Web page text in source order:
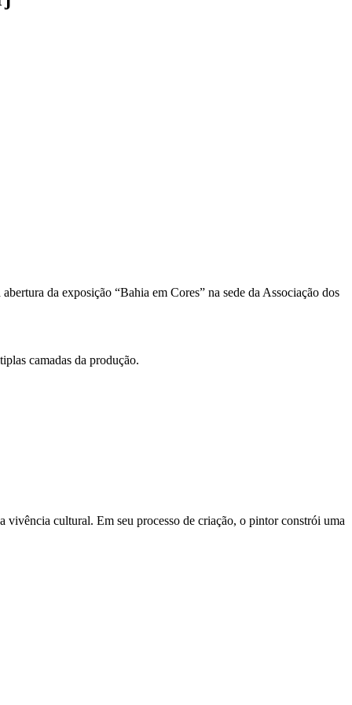
da exposição “Bahia em Cores” na sede da Associação dos
camadas da produção.
vivência cultural. Em seu processo de criação, o pintor constrói uma